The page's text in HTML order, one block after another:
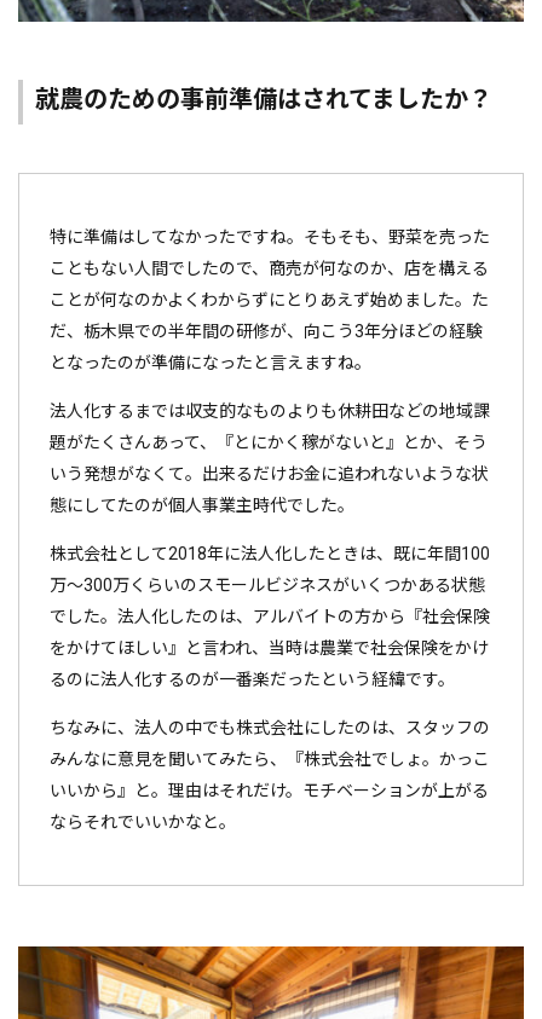
就農のための事前準備はされてましたか？
特に準備はしてなかったですね。そもそも、野菜を売った
こともない人間でしたので、商売が何なのか、店を構える
ことが何なのかよくわからずにとりあえず始めました。た
だ、栃木県での半年間の研修が、向こう3年分ほどの経験
となったのが準備になったと言えますね。
法人化するまでは収支的なものよりも休耕田などの地域課
題がたくさんあって、『とにかく稼がないと』とか、そう
いう発想がなくて。出来るだけお金に追われないような状
態にしてたのが個人事業主時代でした。
株式会社として2018年に法人化したときは、既に年間100
万～300万くらいのスモールビジネスがいくつかある状態
でした。法人化したのは、アルバイトの方から『社会保険
をかけてほしい』と言われ、当時は農業で社会保険をかけ
るのに法人化するのが一番楽だったという経緯です。
ちなみに、法人の中でも株式会社にしたのは、スタッフの
みんなに意見を聞いてみたら、『株式会社でしょ。かっこ
いいから』と。理由はそれだけ。モチベーションが上がる
ならそれでいいかなと。